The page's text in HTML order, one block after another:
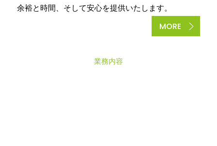
余裕と時間、そして安心を提供いたします。
MORE
CA SE
業務内容